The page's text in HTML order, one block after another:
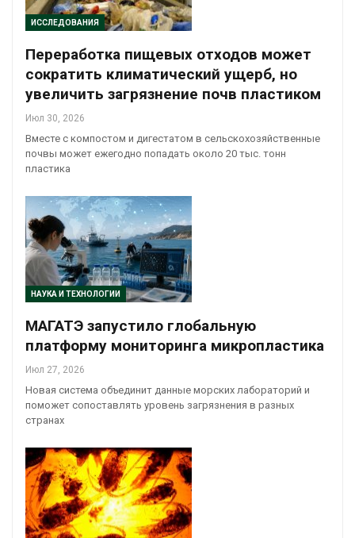
ИССЛЕДОВАНИЯ
Переработка пищевых отходов может
сократить климатический ущерб, но
увеличить загрязнение почв пластиком
Июл 30, 2026
Вместе с компостом и дигестатом в сельскохозяйственные
почвы может ежегодно попадать около 20 тыс. тонн
пластика
НАУКА И ТЕХНОЛОГИИ
МАГАТЭ запустило глобальную
платформу мониторинга микропластика
Июл 27, 2026
Новая система объединит данные морских лабораторий и
поможет сопоставлять уровень загрязнения в разных
странах